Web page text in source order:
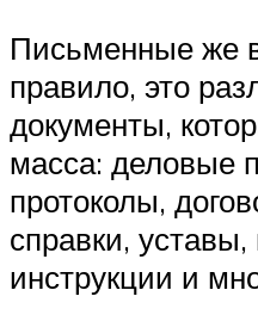
Письменные же
правило, это
документы,
масса: деловые
протоколы,
справки,
инструкции и